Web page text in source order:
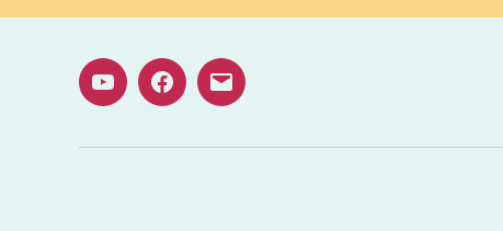
Youtube
Pater
Facebook
E-